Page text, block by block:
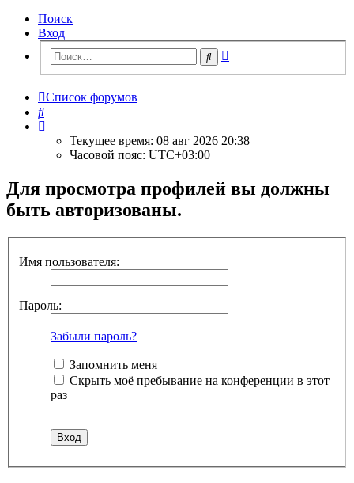
Поиск
Вход
Поиск
Список форумов
Поиск
Текущее время: 08 авг 2026 20:38
Часовой пояс: UTC+03:00
Для просмотра профилей вы должны
быть авторизованы.
Имя пользователя:
Пароль:
Забыли пароль?
Запомнить меня
Скрыть моё пребывание на конференции в этот
раз